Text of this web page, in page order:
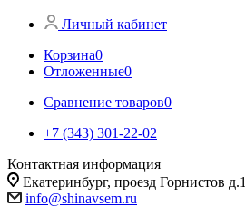
Личный кабинет
Корзина0
Отложенные0
Сравнение товаров0
+7 (343) 301-22-02
Контактная информация
Екатеринбург, проезд Горнистов д.1
info@shinavsem.ru